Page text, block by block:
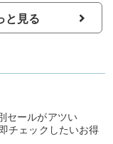
と見る
セールがアツい
チェックしたいお得